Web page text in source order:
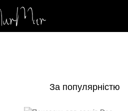
За популярністю